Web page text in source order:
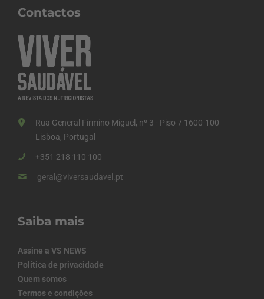
Contactos
Rua General Firmino Miguel, nº 3 - Piso 7 1600-100
Lisboa, Portugal
+351 218 110 100
geral@viversaudavel.pt
Saiba mais
Assine a VS NEWS
Política de privacidade
Quem somos
Termos e condições